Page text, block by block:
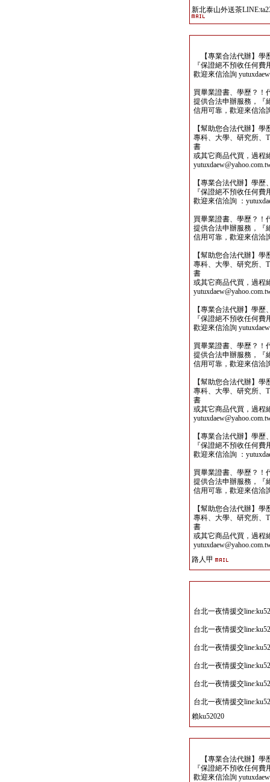
新北泰山外送茶
【專業合法代辦】學
『保證絕不預收任何
歡迎來信洽詢
買畢業證書、學歷？！
提供合法申辦服務，『
信用可靠，歡迎來信洽
【幫助您合法代辦】
專科、大學、研究所、
書
或其它商品代買，過程
【專業合法代辦】學
『保證絕不預收任何
歡迎來信洽詢 ：
買畢業證書、學歷？！
提供合法申辦服務，『
信用可靠，歡迎來信洽
【幫助您合法代辦】
專科、大學、研究所、
書
或其它商品代買，過程
【專業合法代辦】學
『保證絕不預收任何
歡迎來信洽詢
買畢業證書、學歷？！
提供合法申辦服務，『
信用可靠，歡迎來信洽
【幫助您合法代辦】
專科、大學、研究所、
書
或其它商品代買，過程
【專業合法代辦】學
『保證絕不預收任何
歡迎來信洽詢 ：
買畢業證書、學歷？！
提供合法申辦服務，『
信用可靠，歡迎來信洽
【幫助您合法代辦】
專科、大學、研究所、
書
或其它商品代買，過程
路人甲
台北一夜情援交
台北一夜情援交
台北一夜情援交
台北一夜情援交
台北一夜情援交
台北一夜情援交
賴ku52020
【專業合法代辦】學
『保證絕不預收任何
歡迎來信洽詢